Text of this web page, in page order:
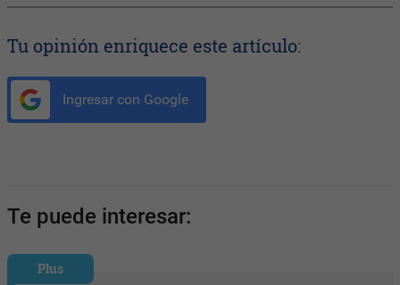
Tu opinión enriquece este artículo:
Ingresar con Google
Te puede interesar:
Plus